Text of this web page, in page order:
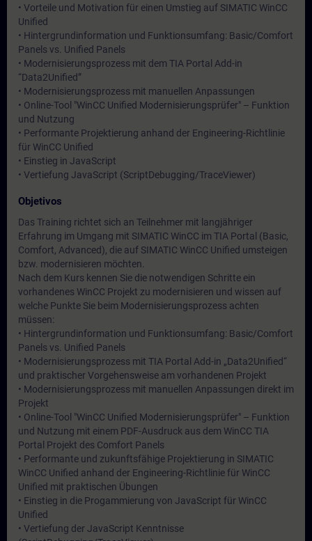
• Vorteile und Motivation für einen Umstieg auf SIMATIC WinCC
Unified
• Hintergrundinformation und Funktionsumfang: Basic/Comfort
Panels vs. Unified Panels
• Modernisierungsprozess mit dem TIA Portal Add-in
“Data2Unified”
• Modernisierungsprozess mit manuellen Anpassungen
• Online-Tool "WinCC Unified Modernisierungsprüfer" – Funktion
und Nutzung
• Performante Projektierung anhand der Engineering-Richtlinie
für WinCC Unified
• Einstieg in JavaScript
• Vertiefung JavaScript (ScriptDebugging/TraceViewer)
Objetivos
Das Training richtet sich an Teilnehmer mit langjähriger
Erfahrung im Umgang mit SIMATIC WinCC im TIA Portal (Basic,
Comfort, Advanced), die auf SIMATIC WinCC Unified umsteigen
bzw. modernisieren möchten.
Nach dem Kurs kennen Sie die notwendigen Schritte ein
vorhandenes WinCC Projekt zu modernisieren und wissen auf
welche Punkte Sie beim Modernisierungsprozess achten
müssen:
• Hintergrundinformation und Funktionsumfang: Basic/Comfort
Panels vs. Unified Panels
• Modernisierungsprozess mit TIA Portal Add-in „Data2Unified“
und praktischer Vorgehensweise am vorhandenen Projekt
• Modernisierungsprozess mit manuellen Anpassungen direkt im
Projekt
• Online-Tool "WinCC Unified Modernisierungsprüfer" – Funktion
und Nutzung mit einem PDF-Ausdruck aus dem WinCC TIA
Portal Projekt des Comfort Panels
• Performante und zukunftsfähige Projektierung in SIMATIC
WinCC Unified anhand der Engineering-Richtlinie für WinCC
Unified mit praktischen Übungen
• Einstieg in die Progammierung von JavaScript für WinCC
Unified
• Vertiefung der JavaScript Kenntnisse